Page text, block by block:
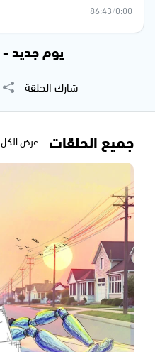
0:00
/
86:43
يوم جديد - 05.04.2022
شارك الحلقة
جميع الحلقات عرض الكل